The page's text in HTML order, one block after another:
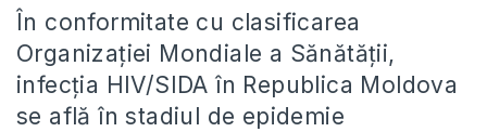
În conformitate cu clasificarea
Organizaţiei Mondiale a Sănătăţii,
infecţia HIV/SIDA în Republica Moldova
se află în stadiul de epidemie